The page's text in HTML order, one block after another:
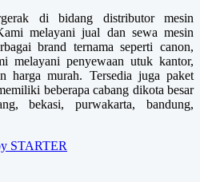
di bidang distributor mesin
melayani jual dan sewa mesin
brand ternama seperti canon,
melayani penyewaan utuk kantor,
harga murah. Tersedia juga paket
beberapa cabang dikota besar
bekasi, purwakarta, bandung,